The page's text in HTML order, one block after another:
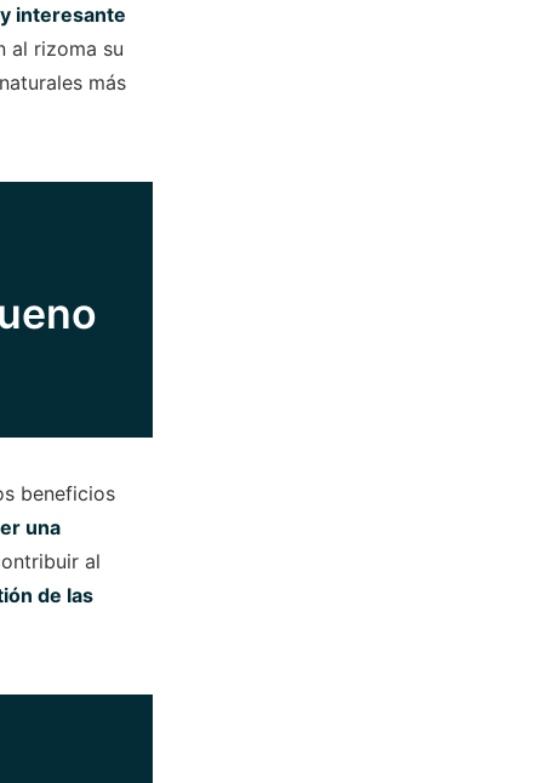
interesante
al rizoma su
más
beneficios
una
al
de las